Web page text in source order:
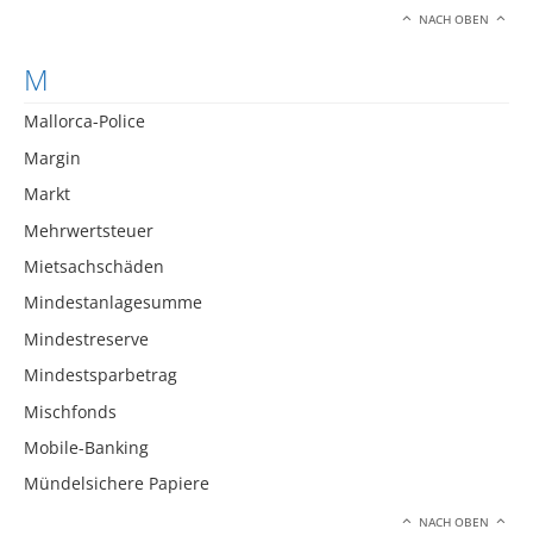
NACH OBEN
M
Mallorca-Police
Margin
Markt
Mehrwertsteuer
Mietsachschäden
Mindestanlagesumme
Mindestreserve
Mindestsparbetrag
Mischfonds
Mobile-Banking
Mündelsichere Papiere
NACH OBEN